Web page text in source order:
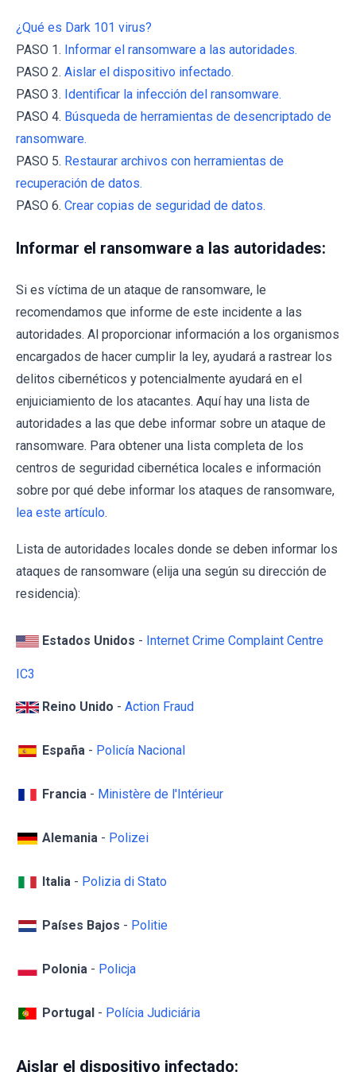
¿Qué es Dark 101 virus?
PASO 1. Informar el ransomware a las autoridades.
PASO 2. Aislar el dispositivo infectado.
PASO 3. Identificar la infección del ransomware.
PASO 4. Búsqueda de herramientas de desencriptado de
ransomware.
PASO 5. Restaurar archivos con herramientas de
recuperación de datos.
PASO 6. Crear copias de seguridad de datos.
Informar el ransomware a las autoridades:
Si es víctima de un ataque de ransomware, le
recomendamos que informe de este incidente a las
autoridades. Al proporcionar información a los organismos
encargados de hacer cumplir la ley, ayudará a rastrear los
delitos cibernéticos y potencialmente ayudará en el
enjuiciamiento de los atacantes. Aquí hay una lista de
autoridades a las que debe informar sobre un ataque de
ransomware. Para obtener una lista completa de los
centros de seguridad cibernética locales e información
sobre por qué debe informar los ataques de ransomware,
lea este artículo.
Lista de autoridades locales donde se deben informar los
ataques de ransomware (elija una según su dirección de
residencia):
Estados Unidos - Internet Crime Complaint Centre
IC3
Reino Unido - Action Fraud
España - Policía Nacional
Francia - Ministère de l'Intérieur
Alemania - Polizei
Italia - Polizia di Stato
Países Bajos - Politie
Polonia - Policja
Portugal - Polícia Judiciária
Aislar el dispositivo infectado: